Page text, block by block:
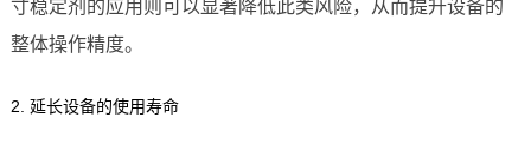
寸稳定剂的应用则可以显著降低此类风险，从而提升设备的
整体操作精度。
2. 延长设备的使用寿命